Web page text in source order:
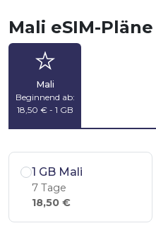
Mali eSIM-Pläne
Mali
Beginnend ab:
18,50 € - 1 GB
1 GB Mali
7 Tage
18,50 €